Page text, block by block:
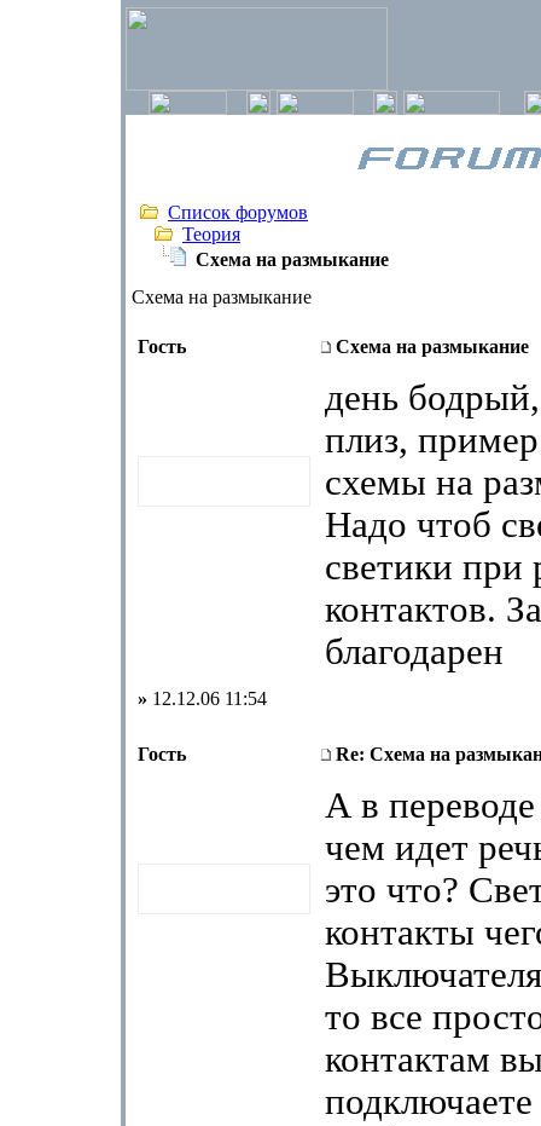
Список форумов
Теория
Схема на размыкание
Схема на размыкание
Гость Схема на размыкание
день
плиз,
схемы на
Надо чтоб
светики при
контактов.
благодарен
» 12.12.06 11:54
Гость Re: Схема на
А в
чем идет
это что?
контакты
то все
контактам